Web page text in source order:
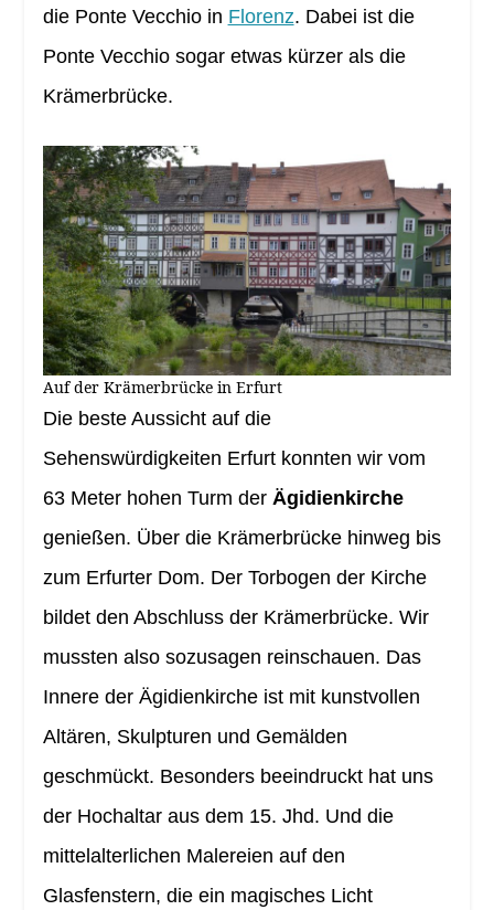
die Ponte Vecchio in Florenz. Dabei ist die
Ponte Vecchio sogar etwas kürzer als die
Krämerbrücke.
Auf der Krämerbrücke in Erfurt
Die beste Aussicht auf die
Sehenswürdigkeiten Erfurt konnten wir vom
63 Meter hohen Turm der Ägidienkirche
genießen. Über die Krämerbrücke hinweg bis
zum Erfurter Dom. Der Torbogen der Kirche
bildet den Abschluss der Krämerbrücke. Wir
mussten also sozusagen reinschauen. Das
Innere der Ägidienkirche ist mit kunstvollen
Altären, Skulpturen und Gemälden
geschmückt. Besonders beeindruckt hat uns
der Hochaltar aus dem 15. Jhd. Und die
mittelalterlichen Malereien auf den
Glasfenstern, die ein magisches Licht